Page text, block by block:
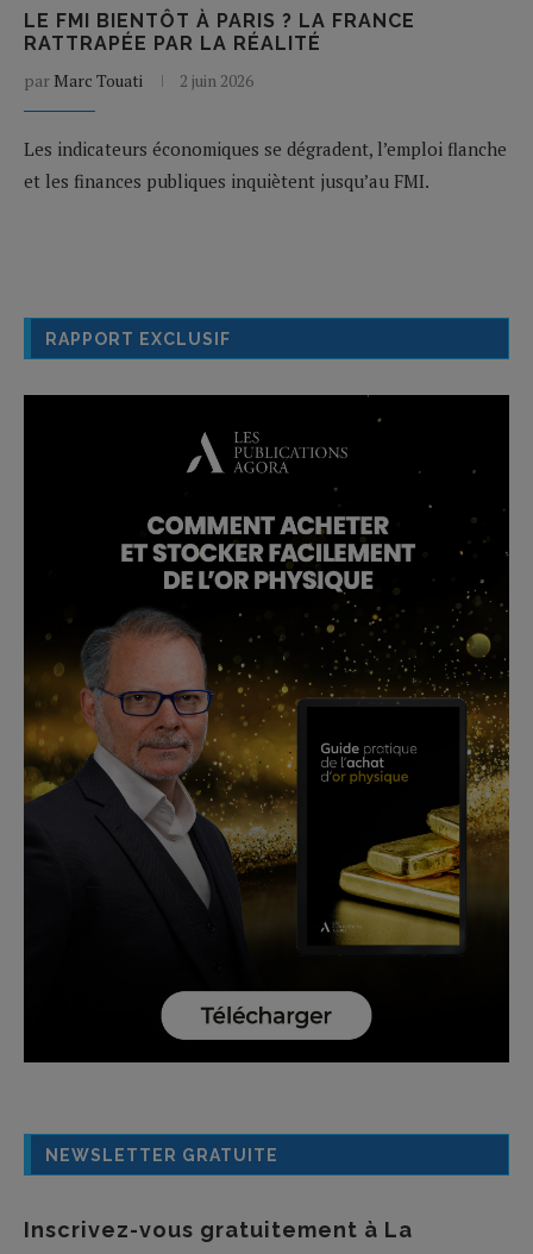
LE FMI BIENTÔT À PARIS ? LA FRANCE
RATTRAPÉE PAR LA RÉALITÉ
par Marc Touati 2 juin 2026
Les indicateurs économiques se dégradent, l’emploi flanche
et les finances publiques inquiètent jusqu’au FMI.
RAPPORT EXCLUSIF
NEWSLETTER GRATUITE
Inscrivez-vous gratuitement à La